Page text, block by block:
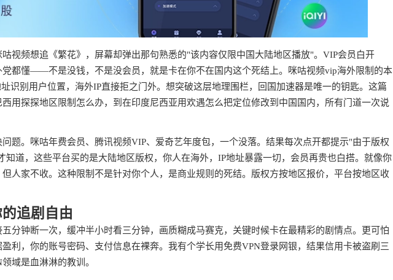
咕视频想追《繁花》，屏幕却弹出那句熟悉的"该内容仅限中国大陆地区播放"。VIP会员白开
党都懂——不是没钱，不是没会员，就是卡在你不在国内这个死结上。咪咕视频vip海外限制的本
识别用户位置，海外IP直接拒之门外。想突破这层地理围栏，回国加速器是唯一的钥匙。这篇
用探探地区限制怎么办，到在印度尼西亚用欢遇怎么把定位修改到中国国内，所有门道一次说
题。咪咕年费会员、腾讯视频VIP、爱奇艺年度包，一个没落。结果每次点开都提示"由于版权
知道，这些平台买的是大陆地区版权，你人在海外，IP地址暴露一切，会员再贵也白搭。就像你
人家不收。这种限制不是针对你个人，是商业规则的死结。版权方按地区报价，平台按地区收
追剧自由
分钟断一次，缓冲半小时看三分钟，画质糊成马赛克，关键时候卡在最精彩的剧情点。更可怕
利，你的账号密码、支付信息在裸奔。我有个学长用免费VPN登录网银，结果信用卡被盗刷三
域是血淋淋的教训。